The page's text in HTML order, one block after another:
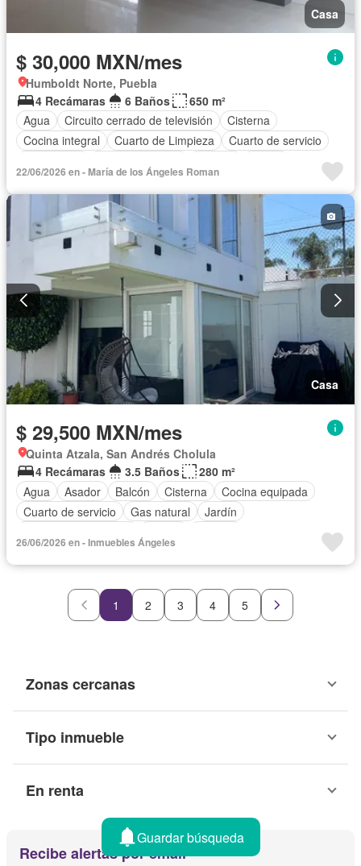
Casa
$ 30,000 MXN/mes
Humboldt Norte, Puebla
4 Recámaras
6 Baños
650 m²
Agua
Circuito cerrado de televisión
Cisterna
Cocina integral
Cuarto de Limpieza
Cuarto de servicio
Despacho
Recámara con closet
Televisión por cable
Zonas verdes Permite mascotas
22/06/2026 en - María de los Ángeles Roman
Casa
$ 29,500 MXN/mes
Quinta Atzala, San Andrés Cholula
4 Recámaras
3.5 Baños
280 m²
Agua
Asador Balcón Cisterna
Cocina equipada
Cuarto de servicio
Gas natural
Jardín
Vista panorámica
Zonas verdes
Completamente amueblado
26/06/2026 en - Inmuebles Ángeles
1 2 3 4 5
Zonas cercanas
Tipo inmueble
En renta
Recibe alertas por email
Guardar búsqueda